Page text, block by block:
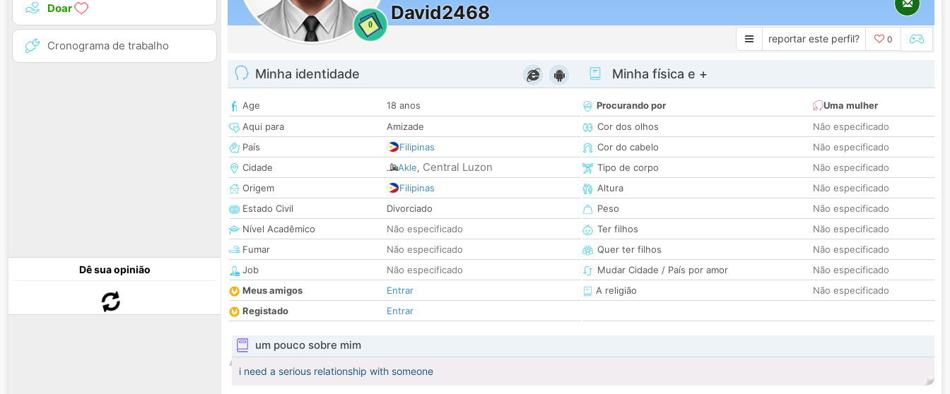
Doar
Cronograma de trabalho
Dê sua opinião
0
David2468
reportar este perfil? 0
Minha identidade
Age
18 anos
Aqui para
Amizade
País
Filipinas
Cidade
Akle, Central Luzon
Origem
Filipinas
Estado Civil
Divorciado
Nível Acadêmico
Não especificado
Fumar
Não especificado
Job
Não especificado
Meus amigos
Entrar
Registado
Entrar
Minha física e +
Procurando por
Uma mulher
Cor dos olhos
Não especificado
Cor do cabelo
Não especificado
Tipo de corpo
Não especificado
Altura
Não especificado
Peso
Não especificado
Ter filhos
Não especificado
Quer ter filhos
Não especificado
Mudar Cidade / País por amor
Não especificado
A religião
Não especificado
um pouco sobre mim
i need a serious relationship with someone